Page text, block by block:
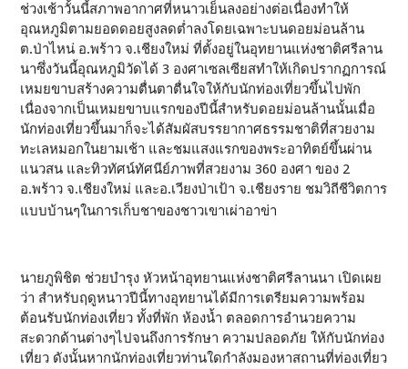
ช่วงเช้าวั้นนี้สภาพอากาศที่หนาวเย็นลงอย่างต่อเนื่องทำให้
อุณหภูมิตามยอดดอยสูงลดต่ำลงโดยเฉพาะบนดอยม่อนล้าน
ต.ป่าไหน่ อ.พร้าว จ.เชียงใหม่ ที่ตั้งอยู่ในอุทยานแห่งชาติศรีลาน
นาซึ่งวันนี้อุณหภูมิวัดได้ 3 องศาเซลเซียสทำให้เกิดปรากฏการณ์
เหมยขาบสร้างความตื่นตาตื่นใจให้กับนักท่องเที่ยวขึ้นไปพัก
เนื่องจากเป็นเหมยขาบแรกของปีนี้สำหรับดอยม่อนล้านนั้นเมื่อ
นักท่องเที่ยวขึ้นมาก็จะได้สัมผัสบรรยากาศธรรมชาติที่สวยงาม
ทะเลหมอกในยามเช้า และชมแสงแรกของพระอาทิตย์ขึ้นผ่าน
แนวสน และทิวทัศน์ทัศนีย์ภาพที่สวยงาม 360 องศา ของ 2
อ.พร้าว จ.เชียงใหม่ และอ.เวียงป่าเป้า จ.เชียงราย ชมวิถีชีวิตการ
แบบบ้านๆในการเก็บชาของชาวเขาเผ่าอาข่า
นายภูพิชิต ช่วยบำรุง หัวหน้าอุทยานแห่งชาติศรีลานนา เปิดเผย
ว่า สำหรับฤดูหนาวปีนี้ทางอุทยานได้มีการเตรียมความพร้อม
ต้อนรับนักท่องเที่ยว ทั้งที่พัก ห้องน้ำ ตลอดการอำนวยความ
สะดวกด้านต่างๆไปจนถึงการรักษา ความปลอดภัย ให้กับนักท่อง
เที่ยว ดังนั้นหากนักท่องเที่ยวท่านใดกำลังมองหาสถานที่ท่องเที่ยว